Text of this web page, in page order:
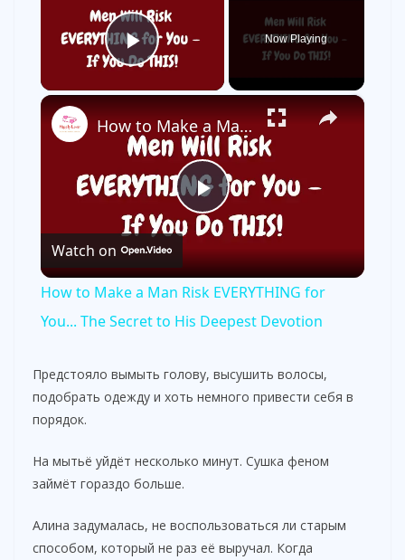
Play Video
Now Playing
×
P
l
a
y
d
How to Make a Man Risk EVERYTHING for You... The Secret to His Deepest Devotion
Watch on
How to Make a Man Risk EVERYTHING for
You... The Secret to His Deepest Devotion
Предстояло вымыть голову, высушить волосы,
подобрать одежду и хоть немного привести себя в
порядок.
На мытьё уйдёт несколько минут. Сушка феном
займёт гораздо больше.
Алина задумалась, не воспользоваться ли старым
способом, который не раз её выручал. Когда